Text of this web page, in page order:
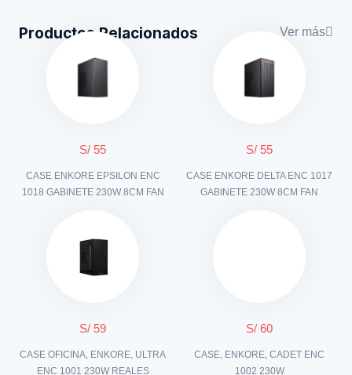
Productos Relacionados Ver más
S/ 55
CASE ENKORE EPSILON ENC
1018 GABINETE 230W 8CM FAN
S/ 55
CASE ENKORE DELTA ENC 1017
GABINETE 230W 8CM FAN
S/ 59
CASE OFICINA, ENKORE, ULTRA
ENC 1001 230W REALES
S/ 60
CASE, ENKORE, CADET ENC
1002 230W